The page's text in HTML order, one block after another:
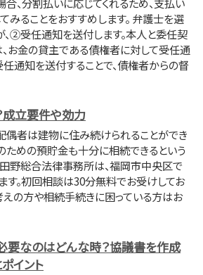
みることをおすすめします。 弁護士を選
、②受任通知を送付します。本人と委任契
お金の貸主である債権者に対して受任通
任通知を送付することで、債権者からの督
成立要件や効力
配偶者は建物に住み続けられることができ
ための預貯金も十分に相続できるという
田野総合法律事務所は、福岡市中央区で
す。初回相談は30分無料でお受けしてお
えの方や相続手続きに困っている方はお
なのはどんな時？協議書を作成
イント